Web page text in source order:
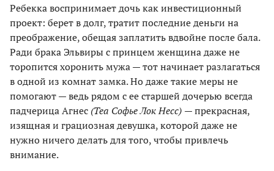
Ребекка воспринимает дочь как инвестиционный
проект: берет в долг, тратит последние деньги на
преображение, обещая заплатить вдвойне после бала.
Ради брака Эльвиры с принцем женщина даже не
торопится хоронить мужа — тот начинает разлагаться
в одной из комнат замка. Но даже такие меры не
помогают — ведь рядом с ее старшей дочерью всегда
падчерица Агнес (Теа Софье Лок Несс) — прекрасная,
изящная и грациозная девушка, которой даже не
нужно ничего делать для того, чтобы привлечь
внимание.